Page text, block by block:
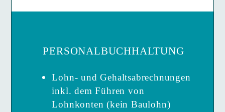
PERSONAL­BUCHHALTUNG
Lohn- und Gehalts­abrechnungen
inkl. dem Führen von
Lohnkonten (kein Baulohn)